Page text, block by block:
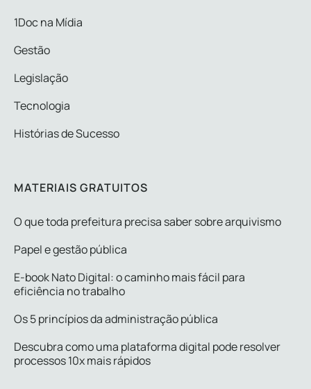
1Doc na Mídia
Gestão
Legislação
Tecnologia
Histórias de Sucesso
MATERIAIS GRATUITOS
O que toda prefeitura precisa saber sobre arquivismo
Papel e gestão pública
E-book Nato Digital: o caminho mais fácil para
eficiência no trabalho
Os 5 princípios da administração pública
Descubra como uma plataforma digital pode resolver
processos 10x mais rápidos